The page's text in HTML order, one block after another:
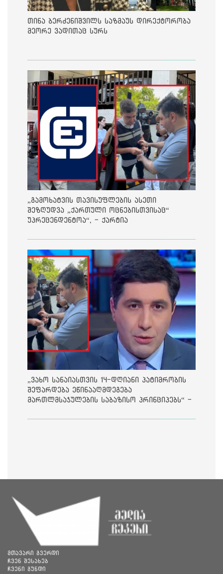
თინა ბერძენიშვილს საზმაუს დირექტორობა
მეორე ვადითაც სურს
„გამოხატვის თავისუფლების ასეთი
შეზღუდვა „ქართული ოცნებისთვისაც“
უპრეცენდენტოა“, - ქარტია
„ვახო სანაიასთვის 14-დღიანი პატიმრობის
შეფარდება ეწინააღმდეგება
მართლმსაჯულების საბაზისო პრინციპებს“ -
მთავარი გვერდი
ჩვენ შესახებ
ჩვენი გუნდი